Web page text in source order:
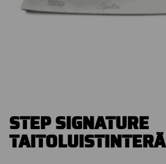
STEP SIGNATURE
TAITOLUISTINTERÄ